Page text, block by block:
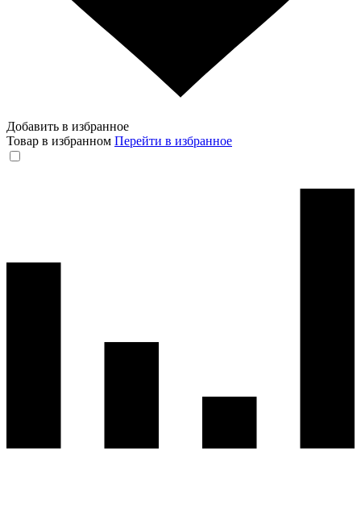
Добавить в избранное
Товар в избранном Перейти в избранное